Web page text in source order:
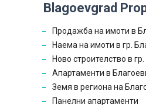
Blagoevgrad
Продажба на имоти в
Наема на имоти в гр.
Ново строителство в
Апартаменти в
Земя в региона на
Панелни апартаменти